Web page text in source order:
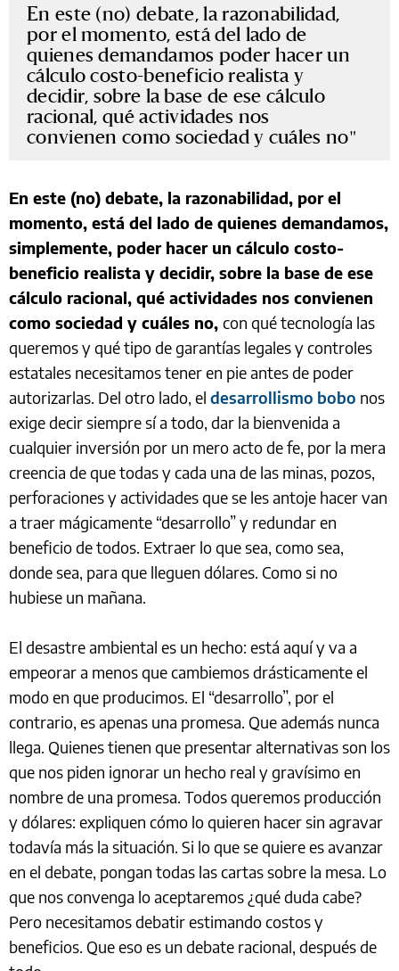
En este (no) debate, la razonabilidad,
por el momento, está del lado de
quienes demandamos poder hacer un
cálculo costo-beneficio realista y
decidir, sobre la base de ese cálculo
racional, qué actividades nos
convienen como sociedad y cuáles no
En este (no) debate, la razonabilidad, por el
momento, está del lado de quienes demandamos,
simplemente, poder hacer un cálculo costo-
beneficio realista y decidir, sobre la base de ese
cálculo racional, qué actividades nos convienen
como sociedad y cuáles no, con qué tecnología las
queremos y qué tipo de garantías legales y controles
estatales necesitamos tener en pie antes de poder
autorizarlas. Del otro lado, el desarrollismo bobo nos
exige decir siempre sí a todo, dar la bienvenida a
cualquier inversión por un mero acto de fe, por la mera
creencia de que todas y cada una de las minas, pozos,
perforaciones y actividades que se les antoje hacer van
a traer mágicamente “desarrollo” y redundar en
beneficio de todos. Extraer lo que sea, como sea,
donde sea, para que lleguen dólares. Como si no
hubiese un mañana.
El desastre ambiental es un hecho: está aquí y va a
empeorar a menos que cambiemos drásticamente el
modo en que producimos. El “desarrollo”, por el
contrario, es apenas una promesa. Que además nunca
llega. Quienes tienen que presentar alternativas son los
que nos piden ignorar un hecho real y gravísimo en
nombre de una promesa. Todos queremos producción
y dólares: expliquen cómo lo quieren hacer sin agravar
todavía más la situación. Si lo que se quiere es avanzar
en el debate, pongan todas las cartas sobre la mesa. Lo
que nos convenga lo aceptaremos ¿qué duda cabe?
Pero necesitamos debatir estimando costos y
beneficios. Que eso es un debate racional, después de